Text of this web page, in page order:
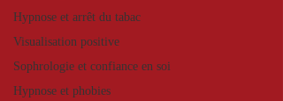
Hypnose et arrêt du tabac
Visualisation positive
Sophrologie et confiance en soi
Hypnose et phobies